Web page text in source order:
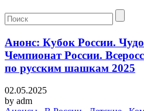
Анонс: Кубок России.
Чемпионат России.
по русским шашкам 2025
02.05.2025
by adm